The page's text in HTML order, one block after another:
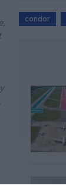
condor